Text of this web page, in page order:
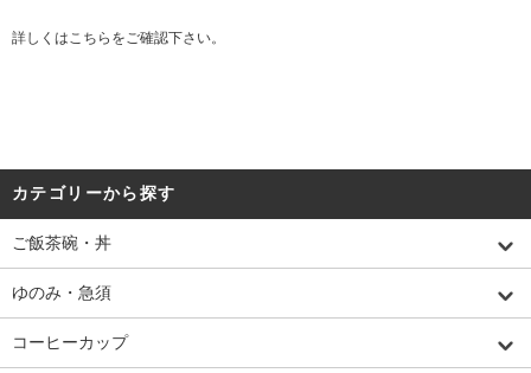
詳しくはこちら をご確認下さい。
カテゴリーから探す
ご飯茶碗・丼
ゆのみ・急須
コーヒーカップ